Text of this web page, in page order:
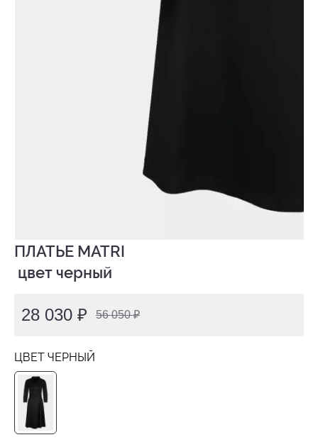
ПЛАТЬЕ MATRI
цвет черный
28 030 ₽ 56 050 ₽
ЦВЕТ ЧЕРНЫЙ